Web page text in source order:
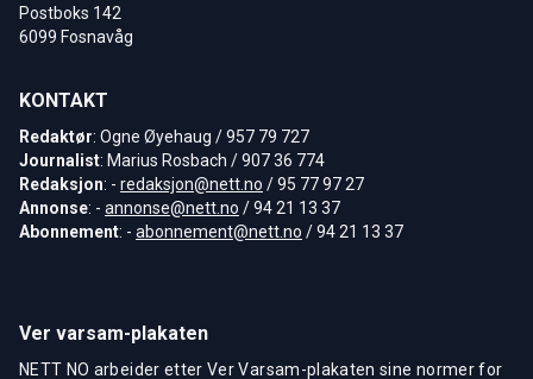
Postboks 142
6099 Fosnavåg
KONTAKT
Redaktør: Ogne Øyehaug / 957 79 727
Journalist: Marius Rosbach / 907 36 774
Redaksjon: - redaksjon@nett.no / 95 77 97 27
Annonse: - annonse@nett.no / 94 21 13 37
Abonnement: - abonnement@nett.no / 94 21 13 37
Ver varsam-plakaten
NETT NO arbeider etter Ver Varsam-plakaten sine normer for